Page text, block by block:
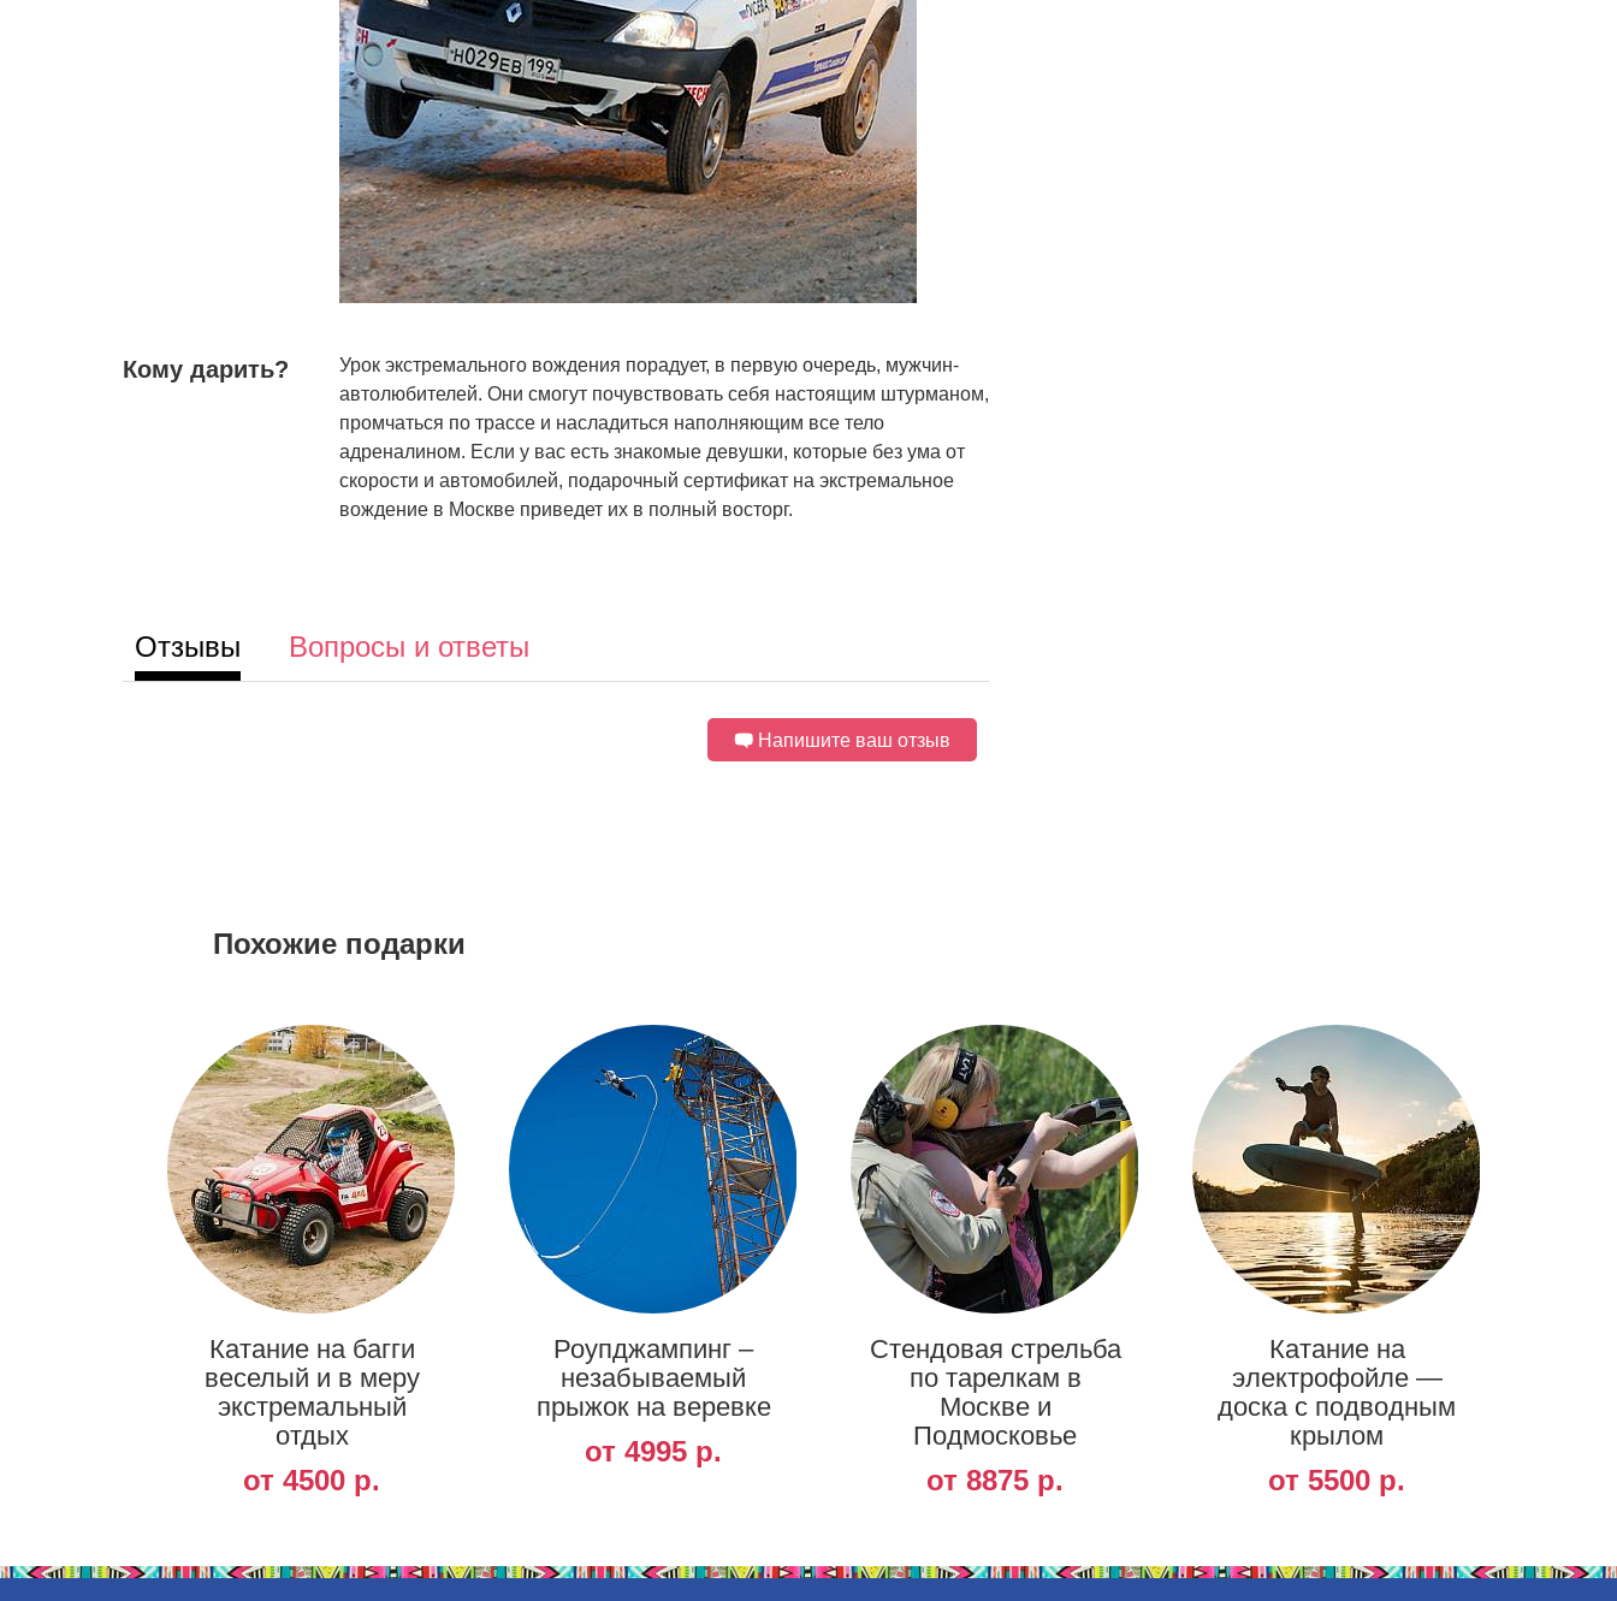
Кому дарить?
Урок экстремального вождения порадует, в первую очередь, мужчин-
автолюбителей. Они смогут почувствовать себя настоящим штурманом,
промчаться по трассе и насладиться наполняющим все тело
адреналином. Если у вас есть знакомые девушки, которые без ума от
скорости и автомобилей, подарочный сертификат на экстремальное
вождение в Москве приведет их в полный восторг.
Отзывы Вопросы и ответы
Напишите ваш отзыв
Похожие подарки
Катание на багги
веселый и в меру
экстремальный
отдых
от 4500 р.
Роупджампинг –
незабываемый
прыжок на веревке
от 4995 р.
Стендовая стрельба
по тарелкам в
Москве и
Подмосковье
от 8875 р.
Катание на
электрофойле —
доска с подводным
крылом
от 5500 р.